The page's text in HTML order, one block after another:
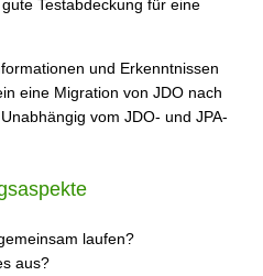
Testabdeckung für eine
und Erkenntnissen
eine Migration von JDO nach
vom JDO- und JPA-
laufen?
aus?